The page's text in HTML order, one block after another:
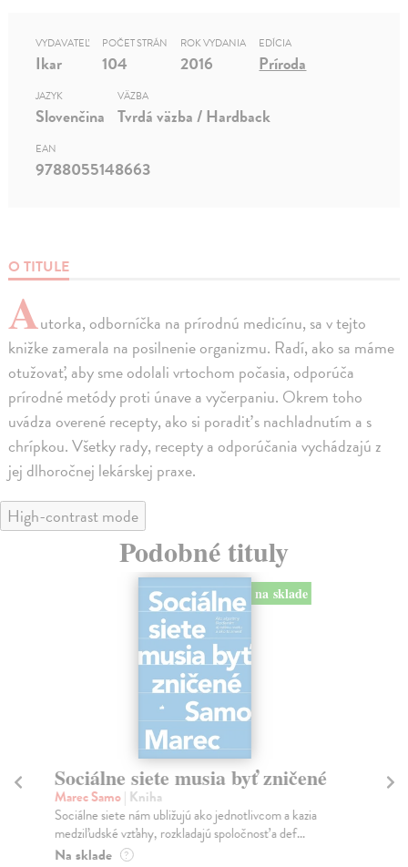
O TITULE
Autorka, odborníčka na prírodnú medicínu, sa v tejto
knižke zamerala na posilnenie organizmu. Radí, ako sa máme
otužovať, aby sme odolali vrtochom počasia, odporúča
prírodné metódy proti únave a vyčerpaniu. Okrem toho
uvádza overené recepty, ako si poradiť s nachladnutím a s
chrípkou. Všetky rady, recepty a odporúčania vychádzajú z
jej dlhoročnej lekárskej praxe.
VYDAVATEĽ
Ikar
POČET STRÁN
104
ROK VYDANIA
2016
EDÍCIA
Príroda
JAZYK
Slovenčina
VÄZBA
Tvrdá väzba / Hardback
EAN
9788055148663
High-contrast mode
Podobné tituly
na sklade
Sociálne siete musia byť zničené
Marec Samo| Kniha
Sociálne siete nám ubližujú ako jednotlivcom a kazia
medziľudské vzťahy, rozkladajú spoločnosť a def...
Na sklade ?